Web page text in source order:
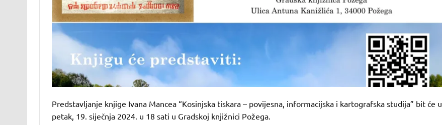
Predstavljanje knjige Ivana Mancea “Kosinjska tiskara – povijesna, informacijska i kartografska studija” bit će u
petak, 19. siječnja 2024. u 18 sati u Gradskoj knjižnici Požega.